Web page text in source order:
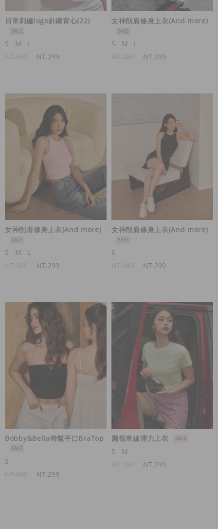
日常刺繡logo針織背心(22)
S M
L
NT.299
女神削肩修身上衣(And more)
S M
L
NT.299
女神削肩修身上衣(And more)
S M
L
NT.299
女神削肩修身上衣(And more)
S
NT.299
Bobby&Bella時髦平口BraTop
S
NT.299
圓領車線彈力上衣
S
M
NT.299